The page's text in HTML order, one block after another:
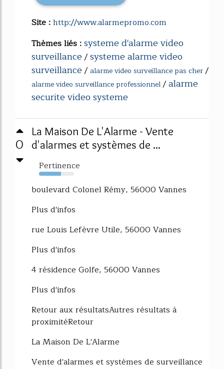
Site :http://www.alarmepromo.com
Thèmes liés :systeme d'alarme video
surveillance/systeme alarme video
surveillance/ alarme video surveillance pas cher/
alarme video surveillance professionnel/alarme
securite video systeme
0
La Maison De L'Alarme - Vente
d'alarmes et systèmes de ...
Pertinence
63%
boulevard Colonel Rémy, 56000 Vannes
Plus d'infos
rue Louis Lefèvre Utile, 56000 Vannes
Plus d'infos
4 résidence Golfe, 56000 Vannes
Plus d'infos
Retour aux résultatsAutres résultats à
proximitéRetour
La Maison De L'Alarme
Vente d'alarmes et systèmes de surveillance